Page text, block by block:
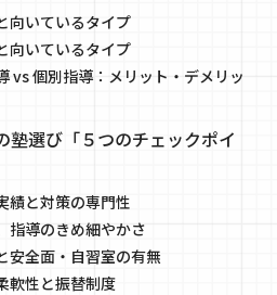
向いているタイプ
向いているタイプ
vs 個別指導：メリット・デメリッ
塾選び「５つのチェックポイ
と対策の専門性
導のきめ細やかさ
全面・自習室の有無
軟性と振替制度